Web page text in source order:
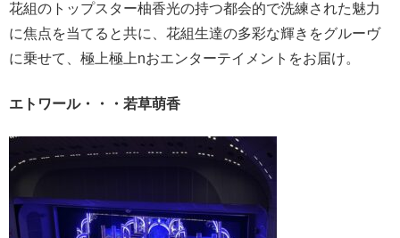
花組のトップスター柚香光の持つ都会的で洗練された魅力
に焦点を当てると共に、花組生達の多彩な輝きをグルーヴ
に乗せて、極上極上nおエンターテイメントをお届け。
エトワール・・・若草萌香